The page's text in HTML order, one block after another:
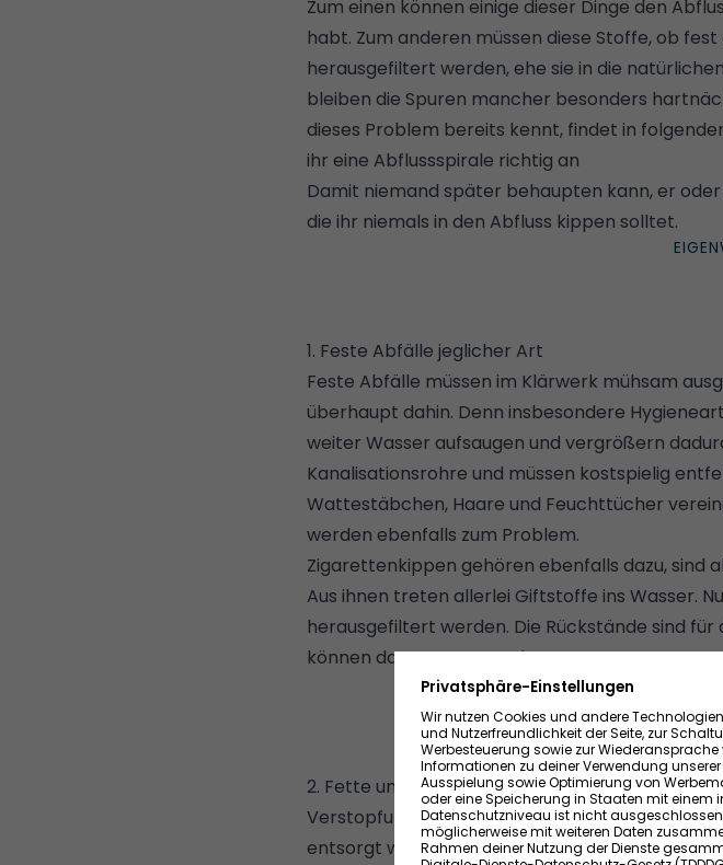
Zum einen können einige dieser Dinge den
habt. Zum anderen müssen diese Stoffe, ob
herausgefiltert werden, ehe sie in die
bleiben die Spuren mancher besonders
dieses Problem bereits kennt, findet in
ihr eine Abflussspirale richtig an
Damit niemand später behaupten kann, er
die ihr niemals in den Abfluss kippen solltet.
1. Feste Abfälle jeglicher Art
Feste Abfälle müssen im Klärwerk mühsam
überhaupt dahin. Denn insbesondere
weiter Wasser aufsaugen und vergrößern
Kanalisationsrohre und müssen kostspielig
Wattestäbchen, Haare und Feuchttücher
werden ebenfalls zum Problem.
Zigarettenkippen gehören ebenfalls dazu, sind
Aus ihnen treten allerlei Giftstoffe ins Wasser.
herausgefiltert werden. Die Rückstände sind für
können daran sogar sterben.
2. Fette und Öle
Verstopfungsgefahr droht, wenn Speiseöle
entsorgt werden. Diese kühlen auf ihrem Weg